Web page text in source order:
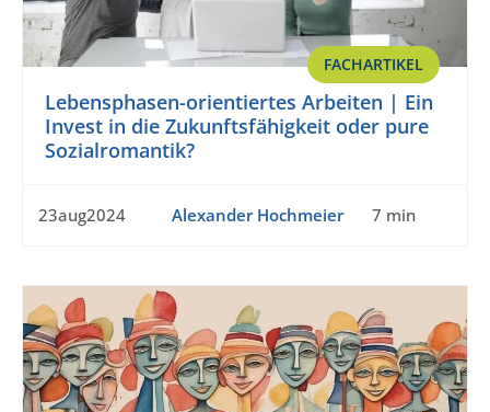
FACHARTIKEL
Lebensphasen-orientiertes Arbeiten | Ein
Invest in die Zukunftsfähigkeit oder pure
Sozialromantik?
23aug2024 Alexander Hochmeier 7 min